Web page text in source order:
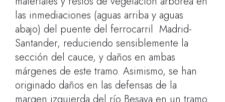
las inmediaciones (aguas arriba y aguas
abajo) del puente del ferrocarril Madrid-
Santander, reduciendo sensiblemente la
sección del cauce, y daños en ambas
márgenes de este tramo. Asimismo, se han
originado daños en las defensas de la